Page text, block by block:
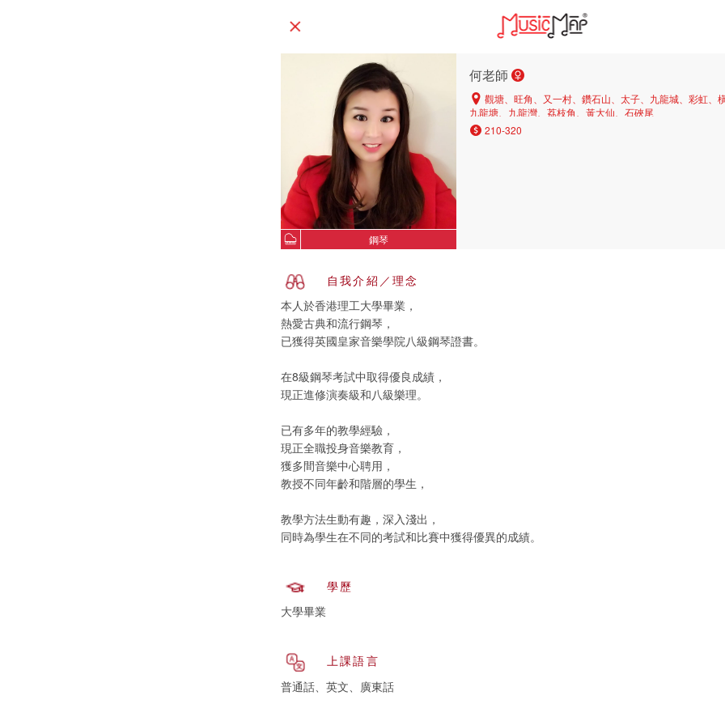
鋼琴
何老師
觀塘、旺角、又一村、鑽石山、太子、九龍城、彩虹、
九龍塘、九龍灣、荔枝角、黃大仙、石硤尾
210-320
自我介紹／理念
本人於香港理工大學畢業，
熱愛古典和流行鋼琴，
已獲得英國皇家音樂學院八級鋼琴證書。
在8級鋼琴考試中取得優良成績，
現正進修演奏級和八級樂理。
已有多年的教學經驗，
現正全職投身音樂教育，
獲多間音樂中心聘用，
教授不同年齡和階層的學生，
教學方法生動有趣，深入淺出，
同時為學生在不同的考試和比賽中獲得優異的成績。
學歷
大學畢業
上課語言
普通話、英文、廣東話